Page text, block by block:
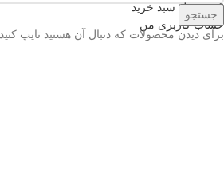
جستجو
برای دیدن محصولات که دنبال آن هستید تایپ کنید.
0 محصول سبد خرید
حساب کاربری من